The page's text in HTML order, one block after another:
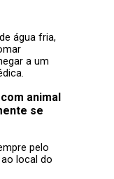
água fria,
a um
animal
se
pelo
local do